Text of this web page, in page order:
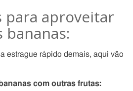
para aproveitar
bananas:
estrague rápido demais, aqui vão
com outras frutas: